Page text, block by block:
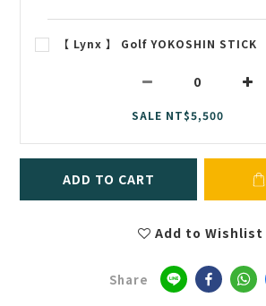
【 Lynx 】 Golf YOKOSHIN STICK
SALE NT$5,500
ADD TO CART
Add to Wishlist
Share